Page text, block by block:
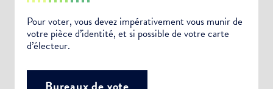
Pour voter, vous devez impérativement vous munir de
votre pièce d’identité, et si possible de votre carte
d’électeur.